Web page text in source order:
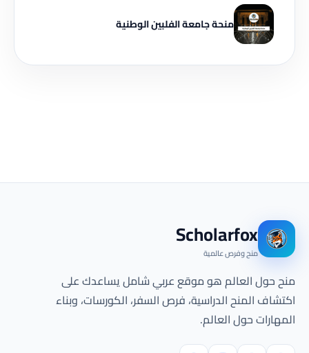
منحة جامعة الفلبين الوطنية
Scholarfox
منح وفرص عالمية
منح حول العالم هو موقع عربي شامل يساعدك على
اكتشاف المنح الدراسية، فرص السفر، الكورسات، وبناء
المهارات حول العالم.